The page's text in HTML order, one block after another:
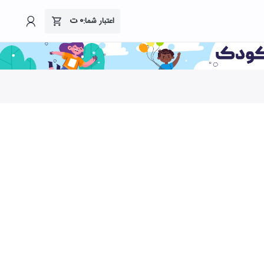
اعتبار شما:۰ت